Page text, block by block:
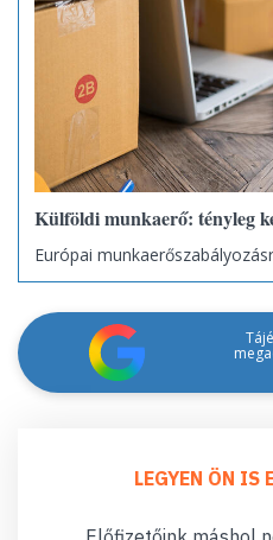
Külföldi munkaerő: tényleg
Európai
LEGYEN ÖN IS